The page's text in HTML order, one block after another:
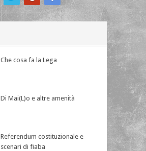
Che cosa fa la Lega
Di Mai(L)o e altre amenità
Referendum costituzionale e
scenari di fiaba